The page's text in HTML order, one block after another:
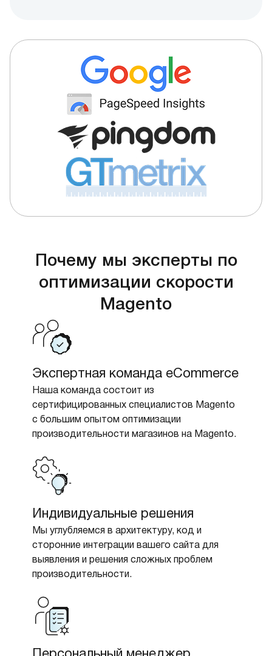
Почему мы эксперты по
оптимизации скорости
Magento
Экспертная команда eCommerce
Наша команда состоит из
сертифицированных специалистов Magento
с большим опытом оптимизации
производительности магазинов на Magento.
Индивидуальные решения
Мы углубляемся в архитектуру, код и
сторонние интеграции вашего сайта для
выявления и решения сложных проблем
производительности.